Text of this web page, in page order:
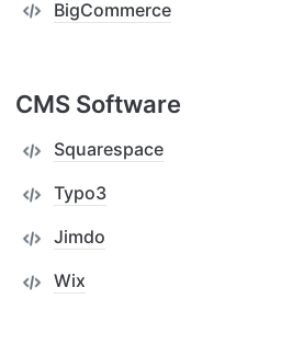
BigCommerce
CMS Software
Squarespace
Typo3
Jimdo
Wix